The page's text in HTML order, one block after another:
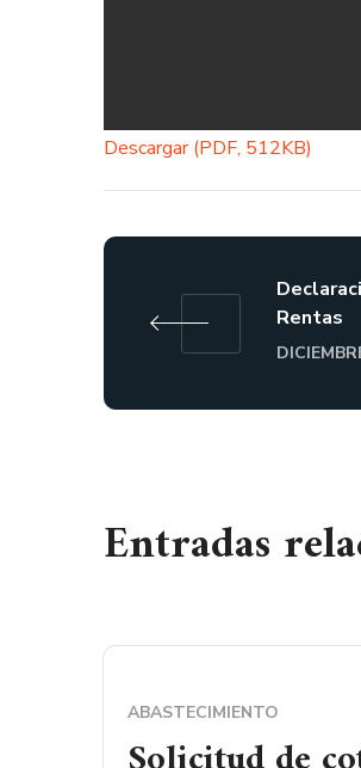
Descargar (PDF, 512KB)
Rentas
Entradas
ABASTECIMIENTO